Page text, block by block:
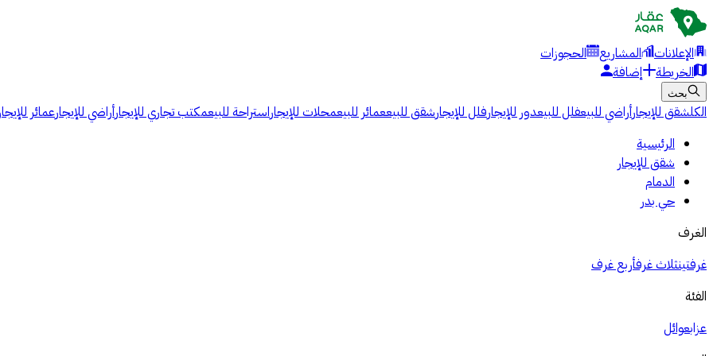
الإعلانات المشاريع
الحجوزات
الخريطة
إضافة
بحث
الكلشقق للإيجارأراضي للبيعفلل للبيعدور للإيجارفلل للإيجارشقق للبيععمائر للبيعمحلات للإيجاراستراحة للبيعمكتب تجاري للإيجارأراضي للإيجارعمائر للإيجار
الرئيسية
شقق للإيجار
الدمام
حي بدر
الغرف
غرفتينثلاث غرفأربع غرف
الفئة
عزابعوائل